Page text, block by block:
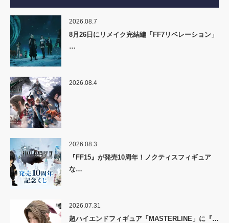
2026.08.7
8月26日にリメイク完結編「FF7リベレーション」
…
2026.08.4
2026.08.3
『FF15』が発売10周年！ノクティスフィギュア
な…
2026.07.31
超ハイエンドフィギュア「MASTERLINE」に『…